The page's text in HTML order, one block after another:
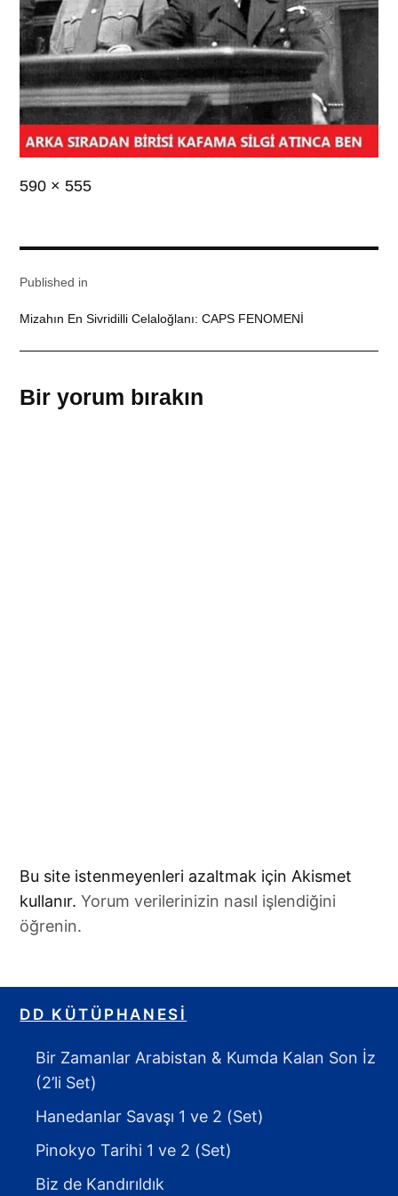
Full
590 × 555
gezinmesi
Published in
Mizahın En Sivridilli Celaloğlanı: CAPS FENOMENİ
Bir yorum bırakın
Bu site istenmeyenleri azaltmak için Akismet
kullanır.Yorum verilerinizin nasıl işlendiğini
öğrenin.
DD KÜTÜPHANESI
Bir Zamanlar Arabistan & Kumda Kalan Son İz
(2’li Set)
Hanedanlar Savaşı 1 ve 2 (Set)
Pinokyo Tarihi 1 ve 2 (Set)
Biz de Kandırıldık